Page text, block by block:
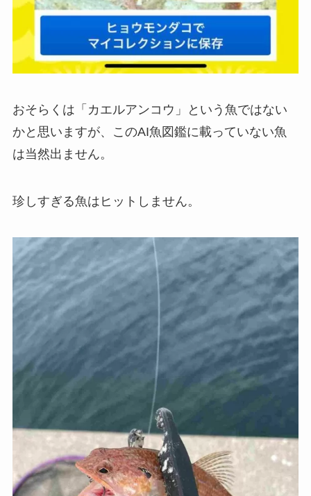
おそらくは「カエルアンコウ」という魚ではない
かと思いますが、このAI魚図鑑に載っていない魚
は当然出ません。
珍しすぎる魚はヒットしません。